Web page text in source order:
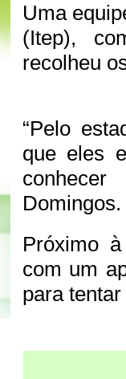
Uma
(Itep),
recolheu
“Pelo
que eles
Domingos.
Próximo
com um
para